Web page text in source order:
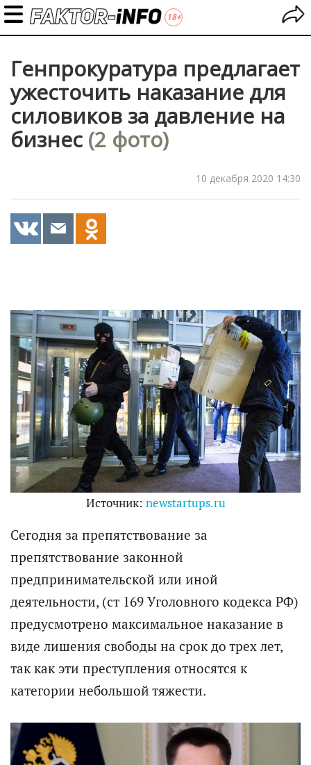
Генпрокуратура предлагает
ужесточить наказание для
силовиков за давление на
бизнес (2 фото)
10 декабря 2020 14:30
Источник: newstartups.ru
Сегодня за препятствование за
препятствование законной
предпринимательской или иной
деятельности, (ст 169 Уголовного кодекса РФ)
предусмотрено максимальное наказание в
виде лишения свободы на срок до трех лет,
так как эти преступления относятся к
категории небольшой тяжести.